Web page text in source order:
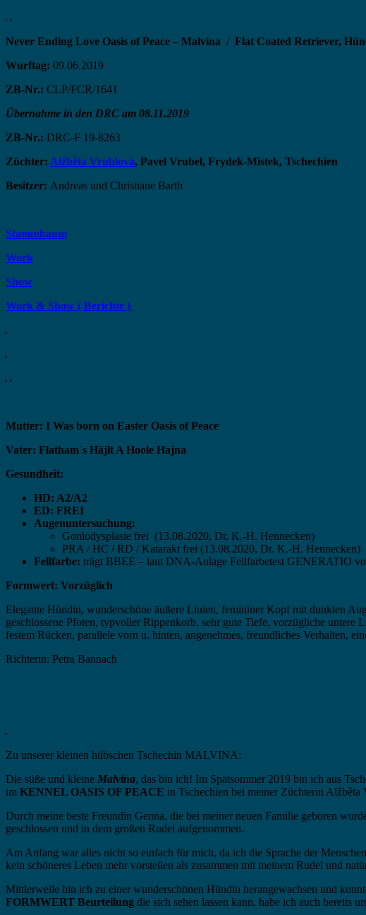
Never Ending Love Oasis of Peace – Malvina / Flat Coated Retriever,
Wurftag: 09.06.2019
ZB-Nr.: CLP/FCR/1641
Übernahme in den DRC am 08.11.2019
ZB-Nr.: DRC-F 19-8263
Züchter: Alžběta Vrublová, Pavel Vrubel, Frydek-Mistek, Tschechien
Besitzer: Andreas und Christiane Barth
Stammbaum
Work
Show
Work & Show ( Berichte )
Mutter: I Was born on Easter Oasis of Peace
Vater: Flatham`s Häjlt A Hoole Hajna
Gesundheit:
HD: A2/A2
ED: FREI
Augenuntersuchung:
Goniodysplasie frei (13.08.2020, Dr. K.-H. Hennecken)
PRA / HC / RD / Katarakt frei (13.08.2020, Dr. K.-H. Hennecken)
Fellfarbe: trägt BBEE – laut DNA-Anlage Fellfarbetest GENERATIO
Formwert: Vorzüglich
Elegante Hündin, wunderschöne äußere Linien, femininer Kopf mit dunklen
geschlossene Pfoten, typvoller Rippenkorb, sehr gute Tiefe, vorzügliche
festem Rücken, parallele vorn u. hinten, angenehmes, freundliches Verhalten,
Richterin: Petra Bannach
Zu unserer kleinen hübschen Tschechin MALVINA:
Die süße und kleine Malvina, das bin ich! Im Spätsommer 2019 bin ich aus
im KENNEL OASIS OF PEACE in Tschechien bei meiner Züchterin Alžběta
Durch meine beste Freundin Genna, die bei meiner neuen Familie geboren
geschlossen und in dem großen Rudel aufgenommen.
Am Anfang war alles nicht so einfach für mich, da ich die Sprache der
kein schöneres Leben mehr vorstellen als zusammen mit meinem Rudel und
Mittlerweile bin ich zu einer wunderschönen Hündin herangewachsen und
FORMWERT Beurteilung die sich sehen lassen kann, habe ich auch bereits